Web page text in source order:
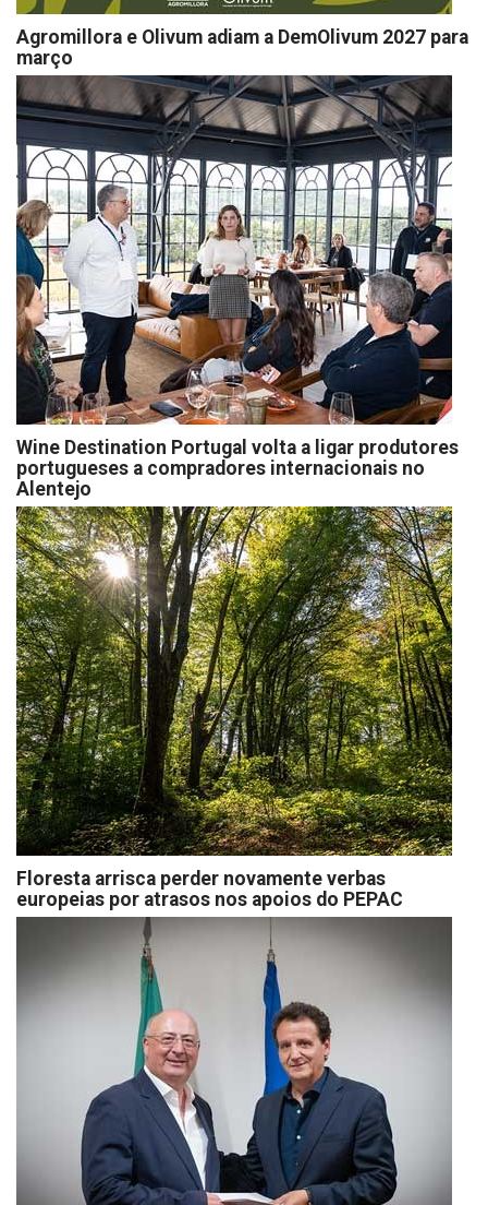
Agromillora e Olivum adiam a DemOlivum 2027 para
março
Wine Destination Portugal volta a ligar produtores
portugueses a compradores internacionais no
Alentejo
Floresta arrisca perder novamente verbas
europeias por atrasos nos apoios do PEPAC